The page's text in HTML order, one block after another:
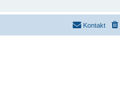
Kontakt